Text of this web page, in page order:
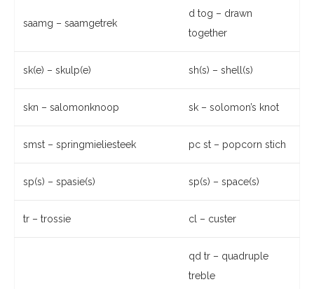
saamg – saamgetrek
d tog – drawn
together
sk(e) – skulp(e) sh(s) – shell(s)
skn – salomonknoop sk – solomon’s knot
smst – springmieliesteek pc st – popcorn stich
sp(s) – spasie(s) sp(s) – space(s)
tr – trossie cl – custer
qd tr – quadruple
treble